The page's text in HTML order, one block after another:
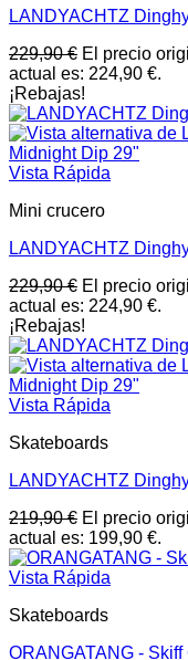
LANDYACHTZ
229,90€ El precio
actual es: 224,90 €.
¡Rebajas!
Vista Rápida
Mini crucero
LANDYACHTZ
229,90€ El precio
actual es: 224,90 €.
¡Rebajas!
Vista Rápida
Skateboards
LANDYACHTZ
219,90€ El precio
actual es: 199,90 €.
Vista Rápida
Skateboards
ORANGATANG -